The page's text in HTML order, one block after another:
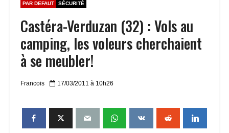
PAR DEFAUT SÉCURITÉ
Castéra-Verduzan (32) : Vols au
camping, les voleurs cherchaient
à se meubler!
Francois 17/03/2011 à 10h26